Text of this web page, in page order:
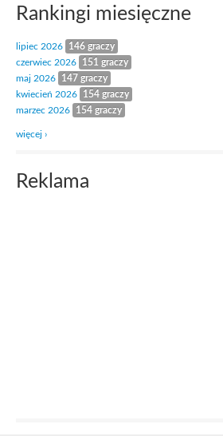
Rankingi miesięczne
lipiec 2026
146 graczy
czerwiec 2026
151 graczy
maj 2026
147 graczy
kwiecień 2026
154 graczy
marzec 2026
154 graczy
więcej ›
Reklama